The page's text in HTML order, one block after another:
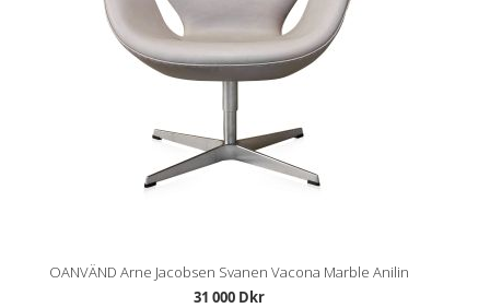
OANVÄND Arne Jacobsen Svanen Vacona Marble Anilin
31 000 Dkr